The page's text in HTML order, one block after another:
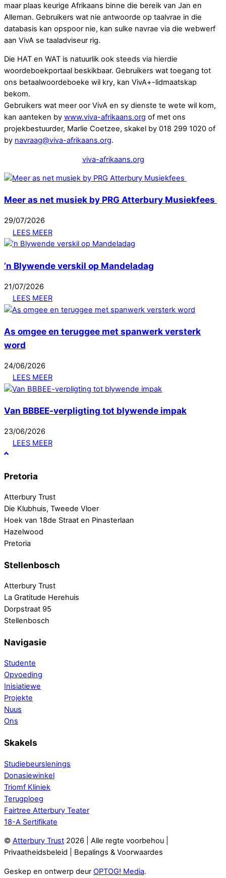
maar plaas keurige Afrikaans binne die bereik van Jan en
Alleman. Gebruikers wat nie antwoorde op taalvrae in die
databasis kan opspoor nie, kan sulke navrae via die webwerf
aan VivA se taaladviseur rig.
Die HAT en WAT is natuurlik ook steeds via hierdie
woordeboekportaal beskikbaar. Gebruikers wat toegang tot
ons betaalwoordeboeke wil kry, kan VivA+-lidmaatskap
bekom.
Gebruikers wat meer oor VivA en sy dienste te wete wil kom,
kan aanteken by www.viva-afrikaans.org of met ons
projekbestuurder, Marlie Coetzee, skakel by 018 299 1020 of
by navraag@viva-afrikaans.org.
viva-afrikaans.org
Meer as net musiek by PRG Atterbury Musiekfees
29/07/2026
LEES MEER
’n Blywende verskil op Mandeladag
21/07/2026
LEES MEER
As omgee en teruggee met spanwerk versterk
word
24/06/2026
LEES MEER
Van BBBEE-verpligting tot blywende impak
23/06/2026
LEES MEER
Pretoria
Atterbury Trust
Die Klubhuis, Tweede Vloer
Hoek van 18de Straat en Pinasterlaan
Hazelwood
Pretoria
Stellenbosch
Atterbury Trust
La Gratitude Herehuis
Dorpstraat 95
Stellenbosch
Navigasie
Studente
Opvoeding
Inisiatiewe
Projekte
Nuus
Ons
Skakels
Studiebeurslenings
Donasiewinkel
Triomf Kliniek
Terugploeg
Fairtree Atterbury Teater
18-A Sertifikate
© Atterbury Trust 2026 | Alle regte voorbehou |
Privaatheidsbeleid | Bepalings & Voorwaardes
Geskep en ontwerp deur OPTOG! Media.